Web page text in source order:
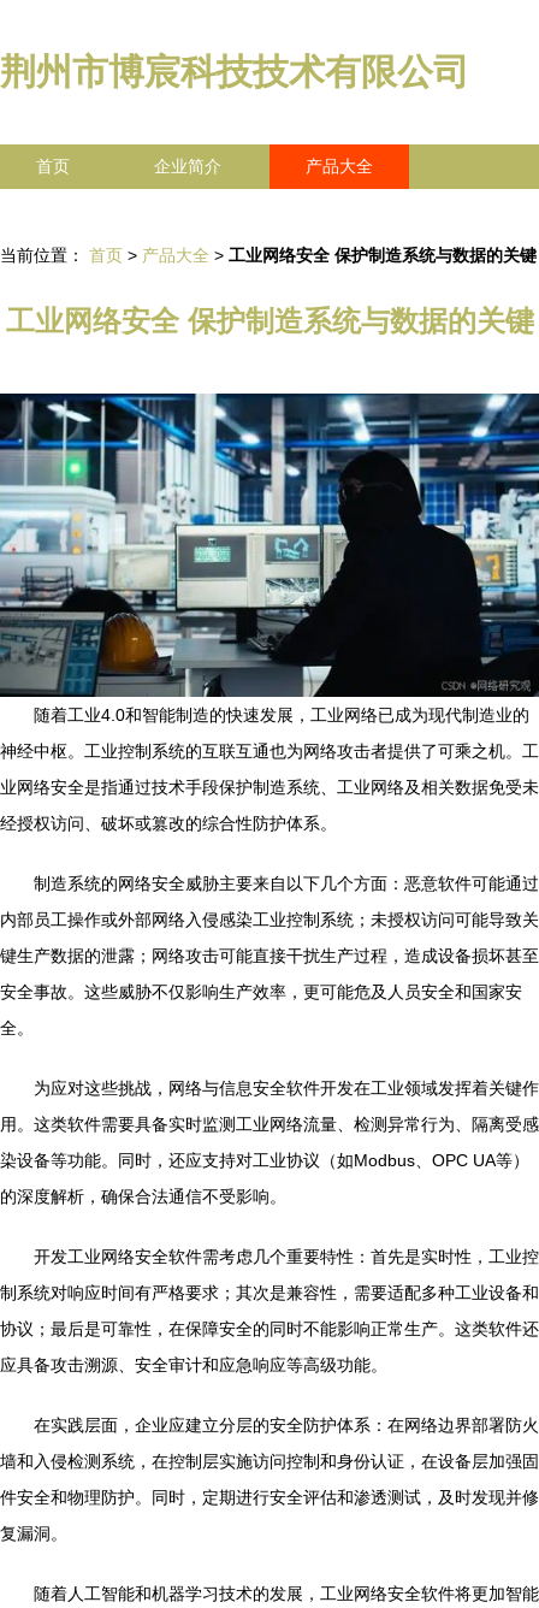
荆州市博宸科技技术有限公司
首页 企业简介 产品大全
当前位置： 首页 > 产品大全 > 工业网络安全 保护制造系统与数据的关键
工业网络安全 保护制造系统与数据的关键
随着工业4.0和智能制造的快速发展，工业网络已成为现代制造业的
神经中枢。工业控制系统的互联互通也为网络攻击者提供了可乘之机。工
业网络安全是指通过技术手段保护制造系统、工业网络及相关数据免受未
经授权访问、破坏或篡改的综合性防护体系。
制造系统的网络安全威胁主要来自以下几个方面：恶意软件可能通过
内部员工操作或外部网络入侵感染工业控制系统；未授权访问可能导致关
键生产数据的泄露；网络攻击可能直接干扰生产过程，造成设备损坏甚至
安全事故。这些威胁不仅影响生产效率，更可能危及人员安全和国家安
全。
为应对这些挑战，网络与信息安全软件开发在工业领域发挥着关键作
用。这类软件需要具备实时监测工业网络流量、检测异常行为、隔离受感
染设备等功能。同时，还应支持对工业协议（如Modbus、OPC UA等）
的深度解析，确保合法通信不受影响。
开发工业网络安全软件需考虑几个重要特性：首先是实时性，工业控
制系统对响应时间有严格要求；其次是兼容性，需要适配多种工业设备和
协议；最后是可靠性，在保障安全的同时不能影响正常生产。这类软件还
应具备攻击溯源、安全审计和应急响应等高级功能。
在实践层面，企业应建立分层的安全防护体系：在网络边界部署防火
墙和入侵检测系统，在控制层实施访问控制和身份认证，在设备层加强固
件安全和物理防护。同时，定期进行安全评估和渗透测试，及时发现并修
复漏洞。
随着人工智能和机器学习技术的发展，工业网络安全软件将更加智能